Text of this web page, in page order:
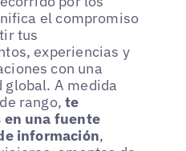
el compromiso
tus
experiencias y
con una
global. A medida
rango,te
en una fuente
información,